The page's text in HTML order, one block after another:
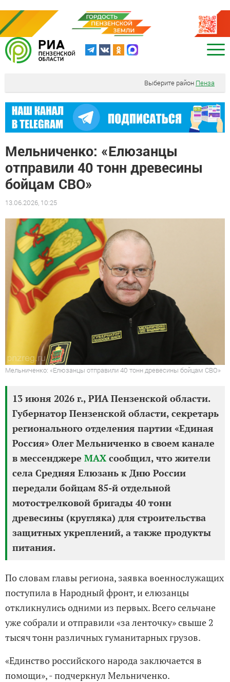
Выберите район Пенза
Мельниченко: «Елюзанцы
отправили 40 тонн древесины
бойцам СВО»
13.06.2026, 10:25
Мельниченко: «Елюзанцы отправили 40 тонн древесины бойцам СВО»
13 июня 2026 г., РИА Пензенской области.
Губернатор Пензенской области, секретарь
регионального отделения партии «Единая
Россия» Олег Мельниченко в своем канале
в мессенджере MAX сообщил, что жители
села Средняя Елюзань к Дню России
передали бойцам 85-й отдельной
мотострелковой бригады 40 тонн
древесины (кругляка) для строительства
защитных укреплений, а также продукты
питания.
По словам главы региона, заявка военнослужащих
поступила в Народный фронт, и елюзанцы
откликнулись одними из первых. Всего сельчане
уже собрали и отправили «за ленточку» свыше 2
тысяч тонн различных гуманитарных грузов.
«Единство российского народа заключается в
помощи», - подчеркнул Мельниченко.